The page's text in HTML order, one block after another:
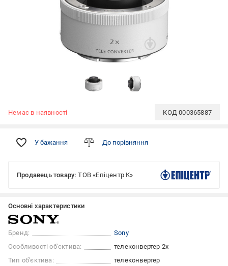
Немає в наявності КОД000365887
У бажання До порівняння
Продавець товару: ТОВ «Епіцентр К»
Основні характеристики
Бренд:
Sony
Особливості об'єктива:
телеконвертер 2x
Тип об'єктива:
телеконвертер